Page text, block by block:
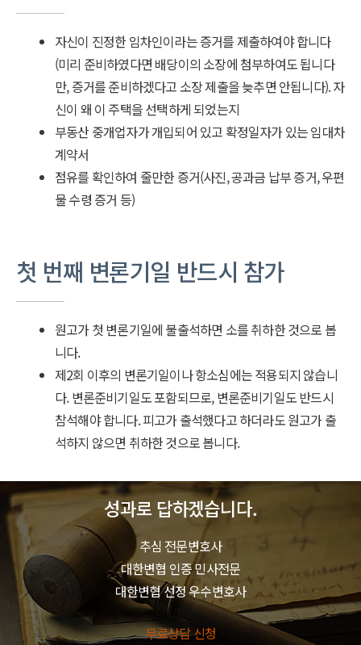
자신이 진정한 임차인이라는 증거를 제출하여야 합니다
(미리 준비하였다면 배당이의 소장에 첨부하여도 됩니다
만, 증거를 준비하겠다고 소장 제출을 늦추면 안됩니다). 자
신이 왜 이 주택을 선택하게 되었는지
부동산 중개업자가 개입되어 있고 확정일자가 있는 임대차
계약서
점유를 확인하여 줄만한 증거(사진, 공과금 납부 증거, 우편
물 수령 증거 등)
첫 번째 변론기일 반드시 참가
원고가 첫 변론기일에 불출석하면 소를 취하한 것으로 봅
니다.
제2회 이후의 변론기일이나 항소심에는 적용되지 않습니
다. 변론준비기일도 포함되므로, 변론준비기일도 반드시
참석해야 합니다. 피고가 출석했다고 하더라도 원고가 출
석하지 않으면 취하한 것으로 봅니다.
성과로 답하겠습니다.
추심 전문변호사
대한변협 인증 민사전문
대한변협 선정 우수변호사
무료상담 신청